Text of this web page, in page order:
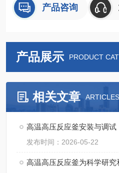
产品咨询
产品展示 PRODUCT
相关文章 ARTICLES
发布时间：2026-05-22
高温高压反应釜为科学研